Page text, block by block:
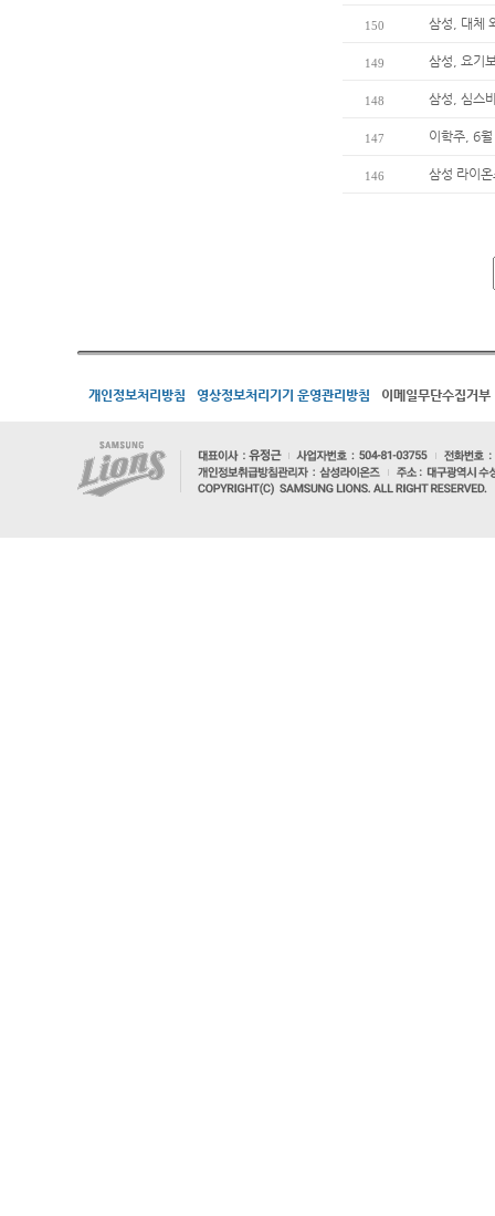
150 삼성, 대체
149 삼성, 요기
148 삼성, 심스
147 이학주, 6
146 삼성 라이
개인정보처리방침 영상정보처리기기 운영관리방침 이메일무단수집거부